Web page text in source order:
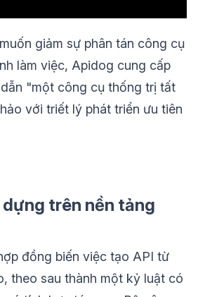
giảm sự phân tán công cụ
làm việc, Apidog cung cấp
"một công cụ thống trị tất
với triết lý phát triển ưu tiên
trên nền tảng
đồng biến việc tạo API từ
theo sau thành một kỷ luật có